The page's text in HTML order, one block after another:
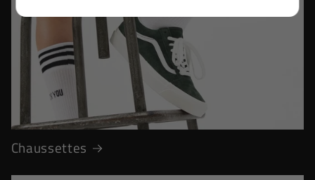
Chaussettes